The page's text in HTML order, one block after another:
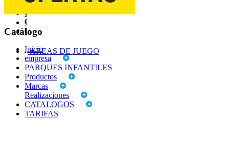
Inicio
empresa
PARQUES INFANTILES
Productos
Marcas
Realizaciones
CATALOGOS
TARIFAS
Catálogo
AREAS DE JUEGO